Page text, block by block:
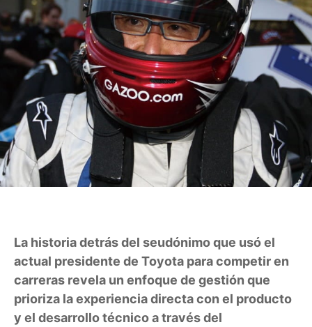
La historia detrás del seudónimo que usó el
actual presidente de Toyota para competir en
carreras revela un enfoque de gestión que
prioriza la experiencia directa con el producto
y el desarrollo técnico a través del